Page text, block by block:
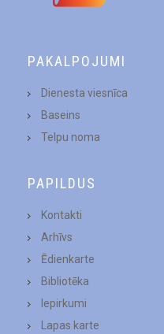
PAKALPOJUMI
Dienesta viesnīca
Baseins
Telpu noma
PAPILDUS
Kontakti
Arhīvs
Ēdienkarte
Bibliotēka
Iepirkumi
Lapas karte